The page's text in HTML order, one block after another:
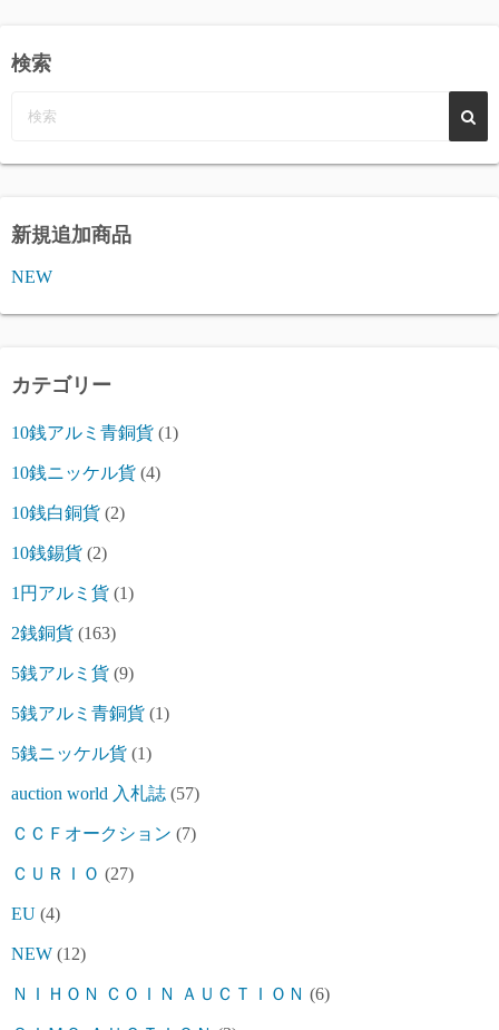
検索
新規追加商品
NEW
カテゴリー
10銭アルミ青銅貨 (1)
10銭ニッケル貨 (4)
10銭白銅貨 (2)
10銭錫貨 (2)
1円アルミ貨 (1)
2銭銅貨 (163)
5銭アルミ貨 (9)
5銭アルミ青銅貨 (1)
5銭ニッケル貨 (1)
auction world 入札誌 (57)
ＣＣＦオークション (7)
ＣＵＲＩＯ (27)
EU (4)
NEW (12)
ＮＩＨＯＮ ＣＯＩＮ ＡＵＣＴＩＯＮ (6)